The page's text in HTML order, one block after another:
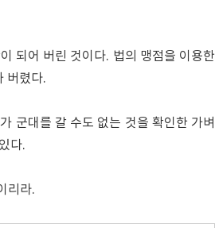
되어 버린 것이다. 법의 맹점을 이용한
버렸다.
군대를 갈 수도 없는 것을 확인한 가벼
다.
리라.